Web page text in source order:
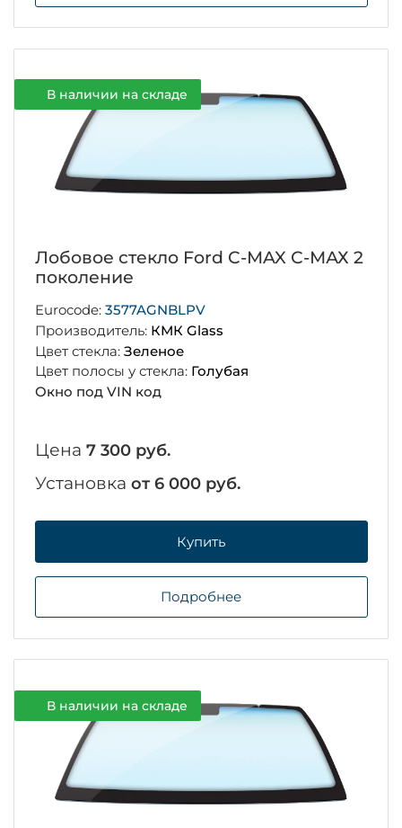
В наличии на складе
Лобовое стекло Ford C-MAX С-МАХ 2
поколение
Eurocode: 3577AGNBLPV
Производитель: КМК Glass
Цвет стекла: Зеленое
Цвет полосы у стекла: Голубая
Окно под VIN код
Цена 7 300 руб.
Установка от 6 000 руб.
Купить
Подробнее
В наличии на складе